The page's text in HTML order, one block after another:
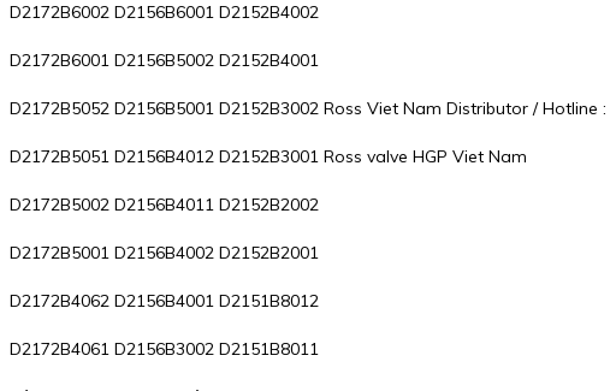
D2172B6002 D2156B6001 D2152B4002
D2172B6001 D2156B5002 D2152B4001
D2172B5052 D2156B5001 D2152B3002 Ross Viet Nam Distributor /
D2172B5051 D2156B4012 D2152B3001 Ross valve HGP Viet Nam
D2172B5002 D2156B4011 D2152B2002
D2172B5001 D2156B4002 D2152B2001
D2172B4062 D2156B4001 D2151B8012
D2172B4061 D2156B3002 D2151B8011